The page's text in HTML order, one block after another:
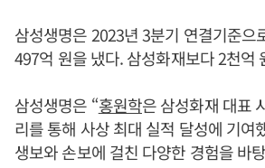
삼성생명은 2023년 3분기 연결기준으
497억 원을 냈다. 삼성화재보다 2천억
삼성생명은 “홍원학은 삼성화재 대표
리를 통해 사상 최대 실적 달성에 기여
생보와 손보에 걸친 다양한 경험을 바